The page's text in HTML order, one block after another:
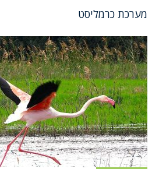
מערכת כרמליסט